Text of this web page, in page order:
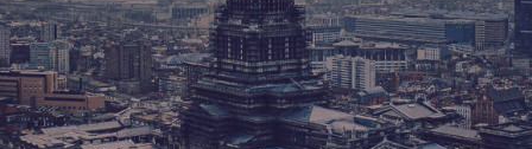
Geöffnetvon Montag bis Freitag, 8 bis 17
Uhr.
—Enter—